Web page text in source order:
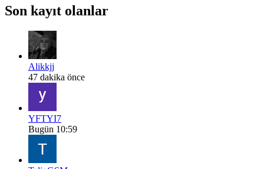
Son kayıt olanlar
Alikkjj
47 dakika önce
YFTYI7
Bugün 10:59